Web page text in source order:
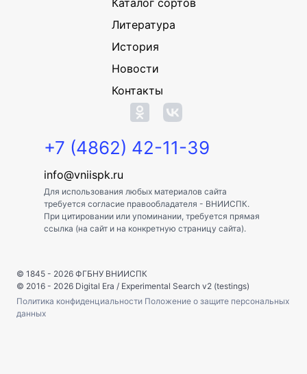
Литература
История
Новости
Контакты
+7 (4862) 42-11-39
info@vniispk.ru
Для использования любых материалов сайта
требуется согласие правообладателя - ВНИИСПК.
При цитировании или упоминании, требуется прямая
ссылка (на сайт и на конкретную страницу сайта).
© 1845 - 2026 ФГБНУ ВНИИСПК
© 2016 - 2026 Digital Era / Experimental Search v2 (testings)
Политика конфиденциальности Положение о защите персональных
данных